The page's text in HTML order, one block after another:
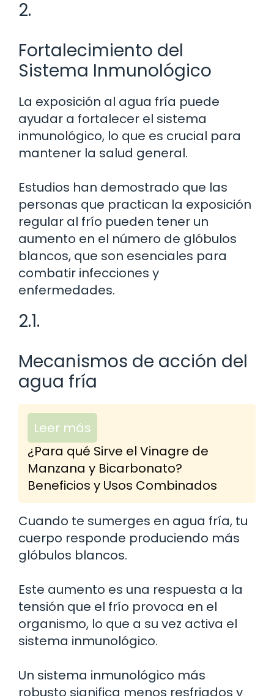
2.
Fortalecimiento del
Sistema Inmunológico
La exposición al agua fría puede
ayudar a fortalecer el sistema
inmunológico, lo que es crucial para
mantener la salud general.
Estudios han demostrado que las
personas que practican la exposición
regular al frío pueden tener un
aumento en el número de glóbulos
blancos, que son esenciales para
combatir infecciones y
enfermedades.
2.1.
Mecanismos de acción del
agua fría
Leer más
¿Para qué Sirve el Vinagre de
Manzana y Bicarbonato?
Beneficios y Usos Combinados
Cuando te sumerges en agua fría, tu
cuerpo responde produciendo más
glóbulos blancos.
Este aumento es una respuesta a la
tensión que el frío provoca en el
organismo, lo que a su vez activa el
sistema inmunológico.
Un sistema inmunológico más
robusto significa menos resfriados y